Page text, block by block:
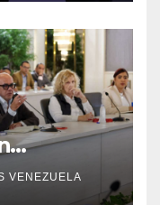
VENEZUELA